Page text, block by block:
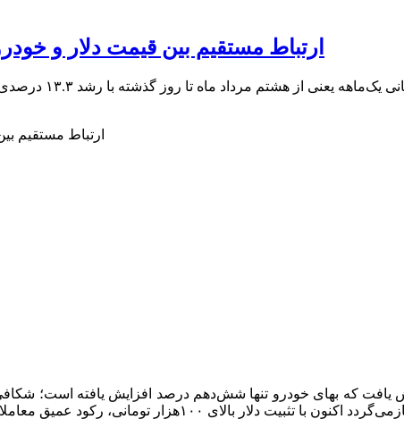
ارتباط مستقیم بین قیمت دلار و
بررسی دنیای
به هشتم شهریور در حالی نرخ ارز ۱۳درصد افزایش یافت که بهای خودرو تنها شش‌دهم درصد
کاملا قطع شده است. این جدایی، که ریشه‌های آن به اواخر سال